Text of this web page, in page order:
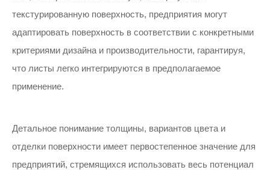
текстурированную поверхность, предприятия могут
адаптировать поверхность в соответствии с конкретными
критериями дизайна и производительности, гарантируя,
что листы легко интегрируются в предполагаемое
применение.
Детальное понимание толщины, вариантов цвета и
отделки поверхности имеет первостепенное значение для
предприятий, стремящихся использовать весь потенциал